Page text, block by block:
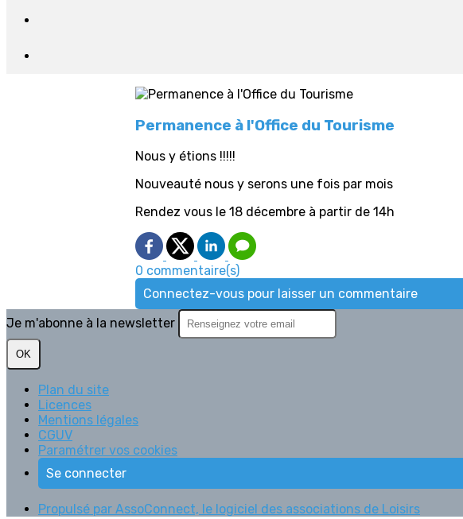
Permanence à l'Office du Tourisme
Nous y étions !!!!!
Nouveauté nous y serons une fois par mois
Rendez vous le 18 décembre à partir de 14h
0 commentaire(s)
Connectez-vous pour laisser un commentaire
Je m'abonne à la newsletter
OK
Plan du site
Licences
Mentions légales
CGUV
Paramétrer vos cookies
Se connecter
Propulsé par AssoConnect, le logiciel des associations de Loisirs